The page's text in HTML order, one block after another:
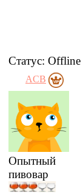
Статус: Offline
ACB
Опытный
пивовар